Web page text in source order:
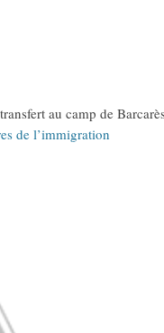
au camp de
de l’immigration